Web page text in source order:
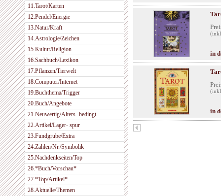
11.Tarot/Karten
12.Pendel/Energie
13.Natur/Kraft
14.Astrologie/Zeichen
15.Kultur/Religion
16.Sachbuch/Lexikon
17.Pflanzen/Tierwelt
18.Computer/Internet
19.Buchthema/Trigger
20.Buch/Angebote
21.Neuwertig/Alters- bedingt
22.Artikel/Lager- spur
23.Fundgrube/Extra
24.Zahlen/Nr./Symbolik
25.Nachdenkseiten/Top
26.*Buch/Vorschau*
27.*Top/Artikel*
28.Aktuelle/Themen
in
in